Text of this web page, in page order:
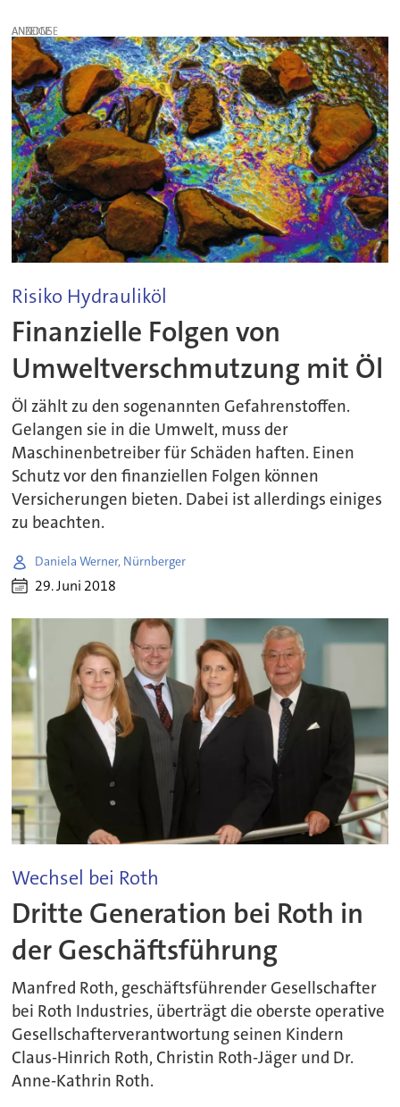
ANZEIGE
Risiko Hydrauliköl
Finanzielle Folgen von
Umweltverschmutzung mit Öl
Öl zählt zu den sogenannten Gefahrenstoffen.
Gelangen sie in die Umwelt, muss der
Maschinenbetreiber für Schäden haften. Einen
Schutz vor den finanziellen Folgen können
Versicherungen bieten. Dabei ist allerdings einiges
zu beachten.
Daniela Werner, Nürnberger
29. Juni 2018
Wechsel bei Roth
Dritte Generation bei Roth in
der Geschäftsführung
Manfred Roth, geschäftsführender Gesellschafter
bei Roth Industries, überträgt die oberste operative
Gesellschafterverantwortung seinen Kindern
Claus-Hinrich Roth, Christin Roth-Jäger und Dr.
Anne-Kathrin Roth.